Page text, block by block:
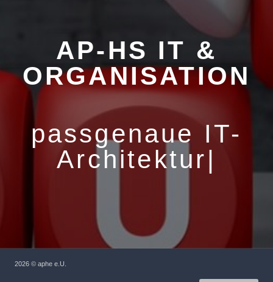
AP-HS IT &
ORGANISATION
passgenaue IT-
Architektur|
2026 © aphe e.U.